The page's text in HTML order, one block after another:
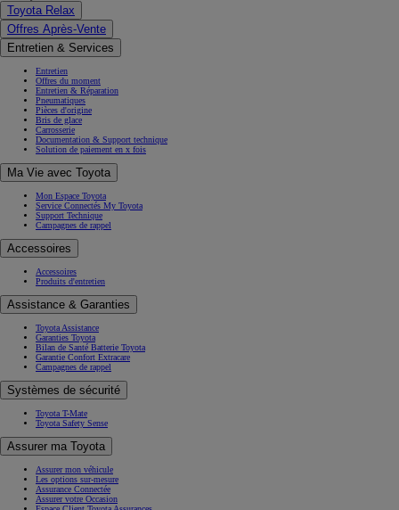
Véhicules neufs en stock
Véhicules d'occasion
Reprise de votre véhicule
Nos conseils
Financement
Financement des véhicules
Nos solutions de location en LOA ou LLD
Vous préférez acheter ?
Financez votre véhicule d'occasion
Pour les Professionnels
Espace client Toyota Financement
Hybride et électrique
Nos technologies
Toyota Charging
Autonomie et conduite
Tout savoir sur l’électrique
Toyota Professional
Toyota pour les professionnels
Offres Location longue durée
Offres utilitaires
Gamme électrifiée pour les professionnels
Solutions et services
Votre Toyota
Votre Toyota
Toyota Relax
Offres Après-Vente
Entretien & Services
Entretien
Offres du moment
Entretien & Réparation
Pneumatiques
Pièces d'origine
Bris de glace
Carrosserie
Documentation & Support technique
Solution de paiement en x fois